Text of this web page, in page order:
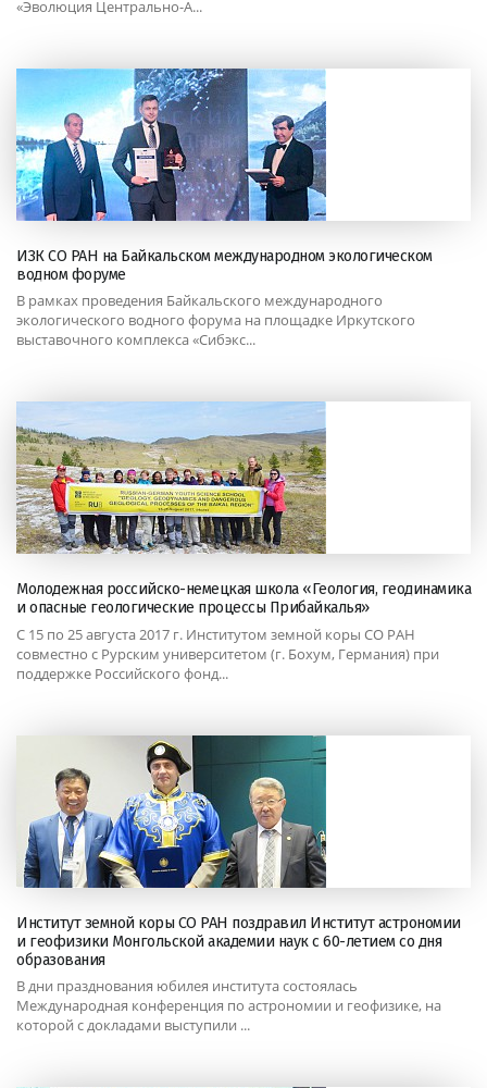
«Эволюция Центрально-А...
ИЗК СО РАН на Байкальском международном экологическом
водном форуме
В рамках проведения Байкальского международного
экологического водного форума на площадке Иркутского
выставочного комплекса «Сибэкс...
Молодежная российско-немецкая школа «Геология, геодинамика
и опасные геологические процессы Прибайкалья»
С 15 по 25 августа 2017 г. Институтом земной коры СО РАН
совместно с Рурским университетом (г. Бохум, Германия) при
поддержке Российского фонд...
Институт земной коры СО РАН поздравил Институт астрономии
и геофизики Монгольской академии наук с 60-летием со дня
образования
В дни празднования юбилея института состоялась
Международная конференция по астрономии и геофизике, на
которой с докладами выступили ...